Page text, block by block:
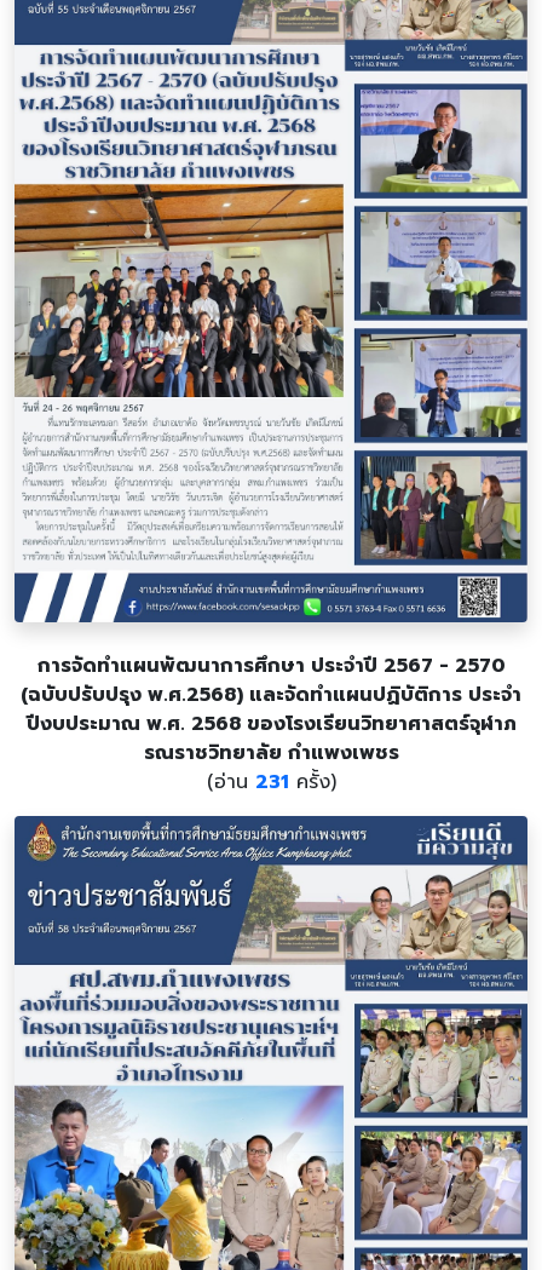
การจัดทำแผนพัฒนาการศึกษา ประจำปี 2567 - 2570
(ฉบับปรับปรุง พ.ศ.2568) และจัดทำแผนปฏิบัติการ ประจำ
ปีงบประมาณ พ.ศ. 2568 ของโรงเรียนวิทยาศาสตร์จุฬาภ
รณราชวิทยาลัย กำแพงเพชร
(อ่าน 231 ครั้ง)